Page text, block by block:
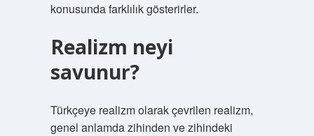
konusunda farklılık gösterirler.
Realizm neyi
savunur?
Türkçeye realizm olarak çevrilen realizm,
genel anlamda zihinden ve zihindeki